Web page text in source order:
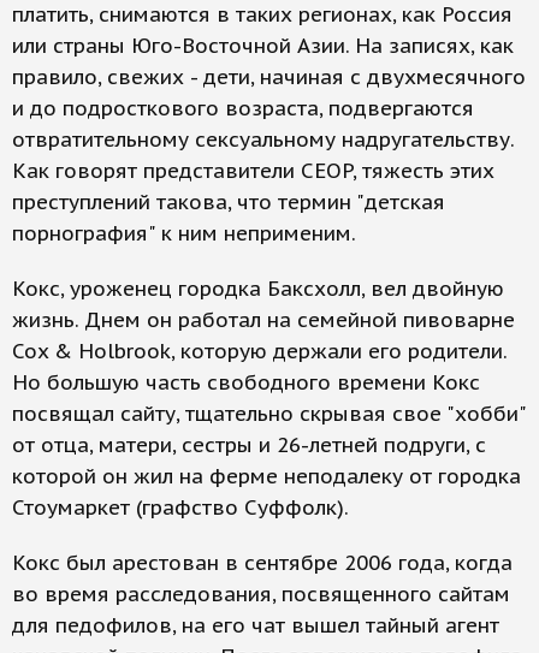
платить, снимаются в таких регионах, как Россия
или страны Юго-Восточной Азии. На записях, как
правило, свежих - дети, начиная с двухмесячного
и до подросткового возраста, подвергаются
отвратительному сексуальному надругательству.
Как говорят представители CEOP, тяжесть этих
преступлений такова, что термин "детская
порнография" к ним неприменим.
Кокс, уроженец городка Баксхолл, вел двойную
жизнь. Днем он работал на семейной пивоварне
Cox & Holbrook, которую держали его родители.
Но большую часть свободного времени Кокс
посвящал сайту, тщательно скрывая свое "хобби"
от отца, матери, сестры и 26-летней подруги, с
которой он жил на ферме неподалеку от городка
Стоумаркет (графство Суффолк).
Кокс был арестован в сентябре 2006 года, когда
во время расследования, посвященного сайтам
для педофилов, на его чат вышел тайный агент